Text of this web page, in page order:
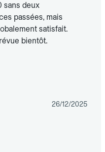
sans deux
passées, mais
satisfait.
bientôt.
26/12/2025